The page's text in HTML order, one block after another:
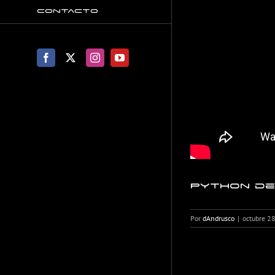
Contacto
Facebook
X InstagramYouTube
Python
Por dAndrusco | octubre